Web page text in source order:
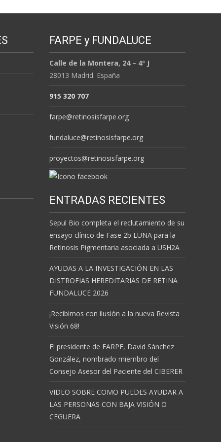
FARPE y FUNDALUCE
Calle de la Montera, 24 – 4º J
28013 Madrid. España
915 320 707
farpe@retinosisfarpe.org
fundaluce@retinosisfarpe.org
proyectos@retinosisfarpe.org
ENTRADAS RECIENTES
Sepul Bio completa el reclutamiento de su
ensayo clínico de Fase 2b LUNA para la
Retinosis Pigmentaria asociada a USH2A
AYUDAS A LA INVESTIGACIÓN EN LAS
DISTROFIAS HEREDITARIAS DE RETINA
FUNDALUCE 2026
¡Recibimos con ilusión a la nueva Revista
Visión 68!
El presidente de FARPE, David Sánchez
González, nombrado miembro del
Consejo Asesor del Paciente del CIBERER
VIDEO SOBRE COMO PUEDES AYUDAR A
LAS PERSONAS CON BAJA VISIÓN O
CEGUERA